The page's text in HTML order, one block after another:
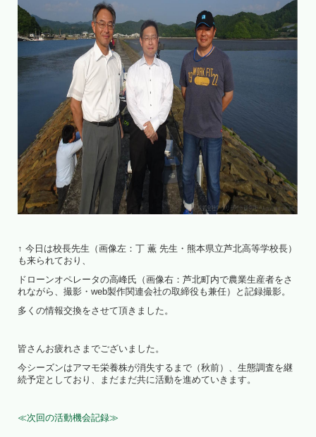
↑ 今日は校長先生（画像左：丁 薫 先生・熊本県立芦北高等学校長）
も来られており、
ドローンオペレータの高峰氏（画像右：芦北町内で農業生産者をさ
れながら、撮影・web製作関連会社の取締役も兼任）と記録撮影。
多くの情報交換をさせて頂きました。
皆さんお疲れさまでございました。
今シーズンはアマモ栄養株が消失するまで（秋前）、生態調査を継
続予定としており、まだまだ共に活動を進めていきます。
≪次回の活動機会記録≫